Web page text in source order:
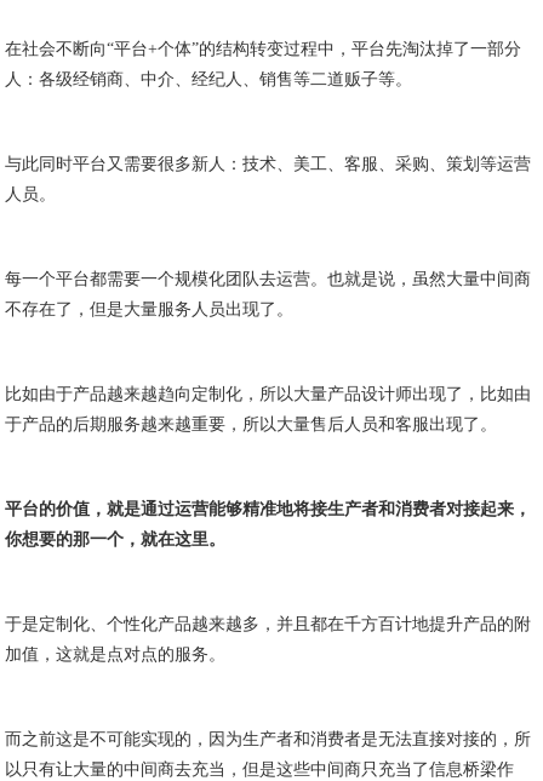
在社会不断向“平台+个体”的结构转变过程中，平台先淘汰掉了一部分
人：各级经销商、中介、经纪人、销售等二道贩子等。
与此同时平台又需要很多新人：技术、美工、客服、采购、策划等运营
人员。
每一个平台都需要一个规模化团队去运营。也就是说，虽然大量中间商
不存在了，但是大量服务人员出现了。
比如由于产品越来越趋向定制化，所以大量产品设计师出现了，比如由
于产品的后期服务越来越重要，所以大量售后人员和客服出现了。
平台的价值，就是通过运营能够精准地将接生产者和消费者对接起来，
你想要的那一个，就在这里。
于是定制化、个性化产品越来越多，并且都在千方百计地提升产品的附
加值，这就是点对点的服务。
而之前这是不可能实现的，因为生产者和消费者是无法直接对接的，所
以只有让大量的中间商去充当，但是这些中间商只充当了信息桥梁作